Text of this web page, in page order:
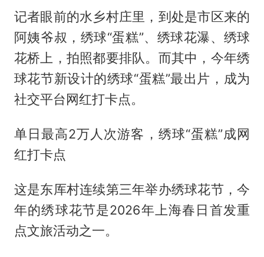
记者眼前的水乡村庄里，到处是市区来的
阿姨爷叔，绣球“蛋糕”、绣球花瀑、绣球
花桥上，拍照都要排队。而其中，今年绣
球花节新设计的绣球“蛋糕”最出片，成为
社交平台网红打卡点。
单日最高2万人次游客，绣球“蛋糕”成网
红打卡点
这是东厍村连续第三年举办绣球花节，今
年的绣球花节是2026年上海春日首发重
点文旅活动之一。